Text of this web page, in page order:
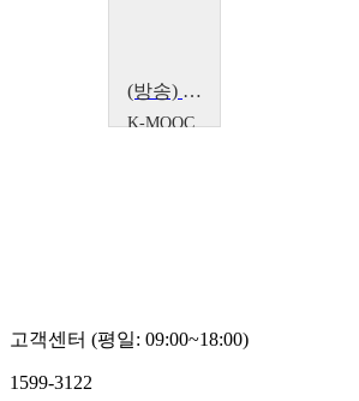
(방송) 위대한 수업3(GREAT MINDS) - 불확실한 시대의 투자법
K-MOOC
고객센터 (평일: 09:00~18:00)
1599-3122